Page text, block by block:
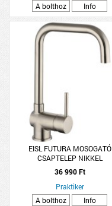
A bolthoz
Info
EISL FUTURA MOSOGATÓ
CSAPTELEP NIKKEL
36 990 Ft
Praktiker
A bolthoz
Info